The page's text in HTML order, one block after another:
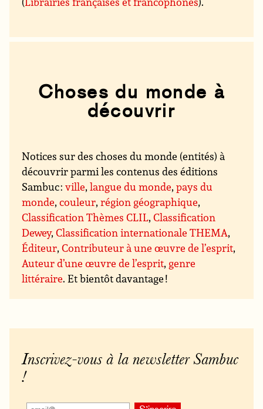
Choses du monde à
découvrir
Notices sur des choses du monde (entités) à
découvrir parmi les contenus des éditions
Sambuc :ville,langue du monde,pays du
monde,couleur,région géographique,
Classification Thèmes CLIL,Classification
Dewey,Classification internationale THEMA,
Éditeur,Contributeur à une œuvre de l’esprit,
Auteur d’une œuvre de l’esprit, genre
littéraire. Et bientôt davantage !
Inscrivez-vous à la newsletter Sambuc
!